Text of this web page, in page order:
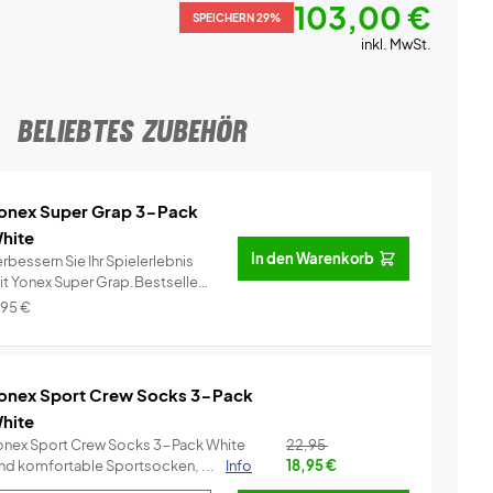
SPEICHERN 29% 103,00 €
inkl. MwSt.
BELIEBTES ZUBEHÖR
Super Grap 3-Pack
Sie Ihr Spielerlebnis
Yonex Super Grap.Bestseller
Info
€
In den Warenkorb
Sport Crew Socks 3-Pack
Sport Crew Socks 3-Pack White
komfortable Sportsocken, ...
Info
22,95
18,95€